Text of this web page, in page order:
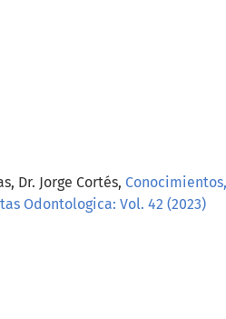
Dr. Jorge Cortés,
Odontologica: Vol. 42 (2023)